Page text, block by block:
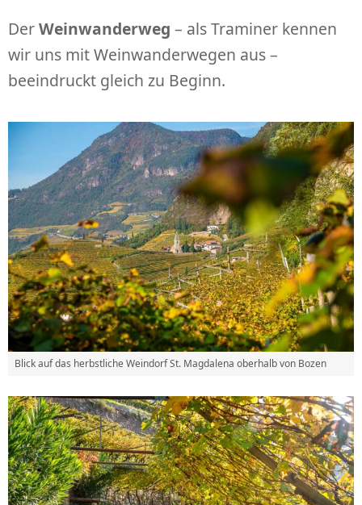
DerWeinwanderweg – als Traminer kennen
wir uns mit Weinwanderwegen aus –
beeindruckt gleich zu Beginn.
Blick auf das herbstliche Weindorf St. Magdalena oberhalb von Bozen